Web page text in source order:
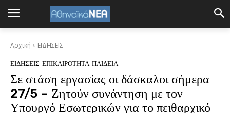
Αρχική ΕΙΔΗΣΕΙΣ
ΕΙΔΗΣΕΙΣ ΕΠΙΚΑΙΡΟΤΗΤΑ ΠΑΙΔΕΙΑ
Σε στάση εργασίας οι δάσκαλοι σήμερα
27/5 – Ζητούν συνάντηση με τον
Υπουργό Εσωτερικών για το πειθαρχικό